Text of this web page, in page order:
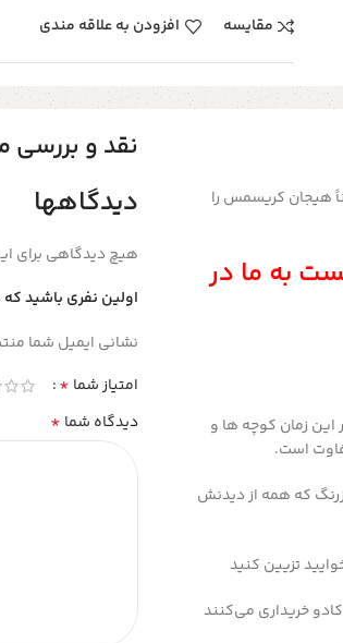
مقایسه افزودن به علاقه مندی
هیجان کریسمس را
به ما در
این زمان کوچه ها و
است.
که همه از دیدنش
تزیین کنید
خریداری می‌کنند
نقد و بررسی
دیدگاهها
هیچ دیدگاهی برای
اولین نفری باشید
نشانی ایمیل شما
امتیاز شما *
دیدگاه شما *